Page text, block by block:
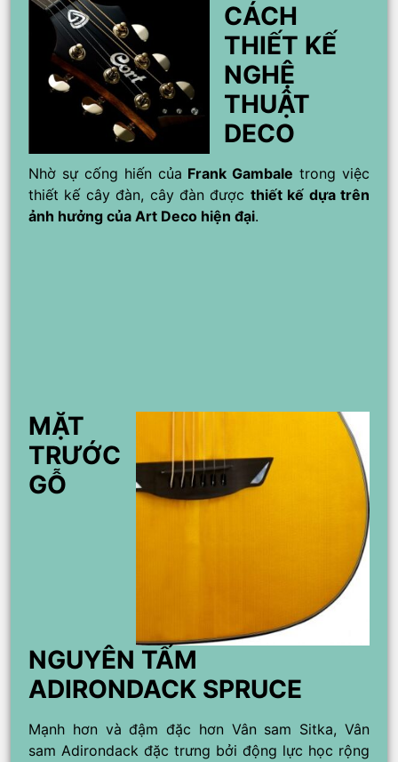
CÁCH
THIẾT KẾ
NGHỆ
THUẬT
DECO
Nhờ sự cống hiến của Frank Gambale trong việc
thiết kế cây đàn, cây đàn được thiết kế dựa trên
ảnh hưởng của Art Deco hiện đại.
MẶT
TRƯỚC
GỖ
NGUYÊN TẤM
ADIRONDACK SPRUCE
Mạnh hơn và đậm đặc hơn Vân sam Sitka, Vân
sam Adirondack đặc trưng bởi động lực học rộng